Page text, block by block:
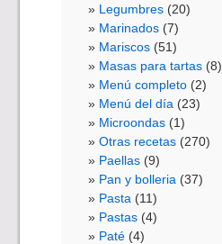
Legumbres (20)
Marinados (7)
Mariscos (51)
Masas para tartas (8)
Menú completo (2)
Menú del día (23)
Microondas (1)
Otras recetas (270)
Paellas (9)
Pan y bolleria (37)
Pasta (11)
Pastas (4)
Paté (4)